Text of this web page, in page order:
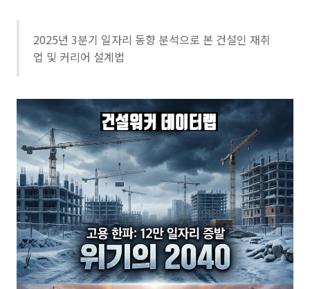
2025년 3분기 일자리 동향 분석으로 본 건설인 재취
업 및 커리어 설계법